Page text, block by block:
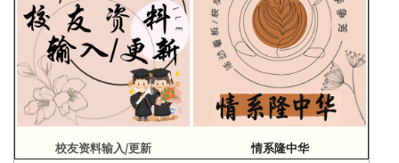
校友资料输入/更新 情系隆中华